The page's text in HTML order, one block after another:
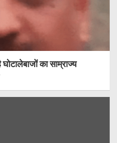
का साम्राज्य